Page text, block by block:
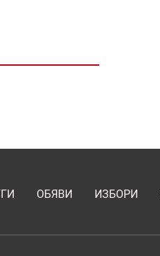
ОБЯВИ ИЗБОРИ